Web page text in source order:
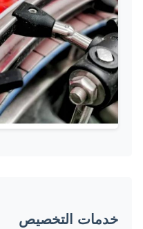
خدمات التخصيص